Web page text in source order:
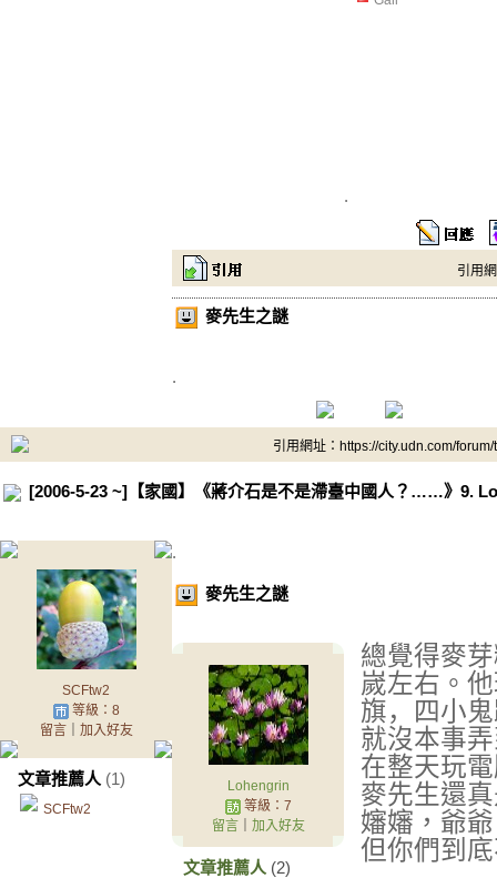
.
引用
麥先生之謎
.
引用網址：https://city.udn.com/
[2006-5-23 ~]【家國】《蔣介石是不是滯臺中國人？……》9.
SCFtw2
等級：8
留言｜ 加入好友
文章推薦人 (1)
SCFtw2
.
麥先生之謎
Lohengrin
等級：7
留言｜ 加入好友
文章推薦人 (2)
總覺得麥
嵗左右。
旗，四小
就沒本事
在整天玩
麥先生還
嬸嬸，爺
但你們到